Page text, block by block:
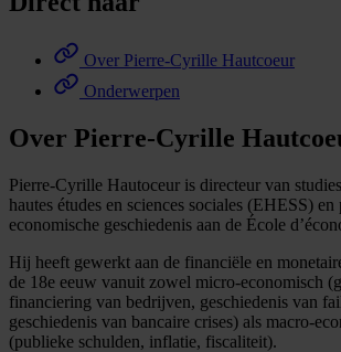
Over Pierre-Cyrille Hautcoeur
Onderwerpen
Over Pierre-Cyrille
Pierre-Cyrille Hautoceur is directeur van
hautes études en sciences sociales (EHESS) en
economische geschiedenis aan de École
Hij heeft gewerkt aan de financiële en
de 18e eeuw vanuit zowel micro-economisch
financiering van bedrijven, geschiedenis van
geschiedenis van bancaire crises) als macro-
(publieke schulden, inflatie, fiscaliteit).